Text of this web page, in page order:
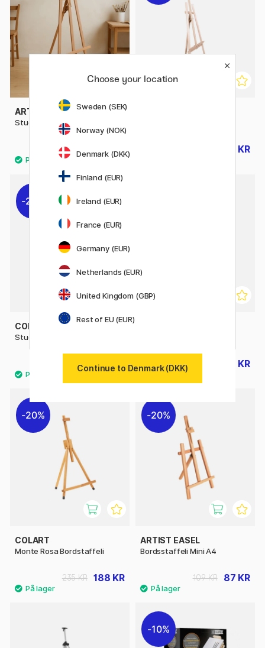
ARTIST EASEL
Studiostaffeli Málaga
435 KR 279 KR
20%
COLART
Studio Pro Studiostaffeli
468 KR
585 KR 364 KR
455 KR
20%
COLART
Monte Rosa Bordstaffeli
188 KR
235 KR
20%
ARTIST EASEL
Bordsstaffeli Mini A4
87 KR
109 KR
10%
Choose your location
Sweden (SEK)
Norway (NOK)
Denmark (DKK)
Finland (EUR)
Ireland (EUR)
France (EUR)
Germany (EUR)
Netherlands (EUR)
United Kingdom (GBP)
Rest of EU (EUR)
Continue to Denmark (DKK)